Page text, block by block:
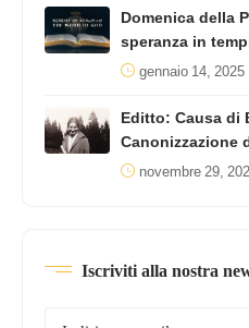
Domenica della
speranza in
gennaio 14, 2025
Editto: Causa di
Canonizzazione
novembre 29,
Iscriviti alla nostra